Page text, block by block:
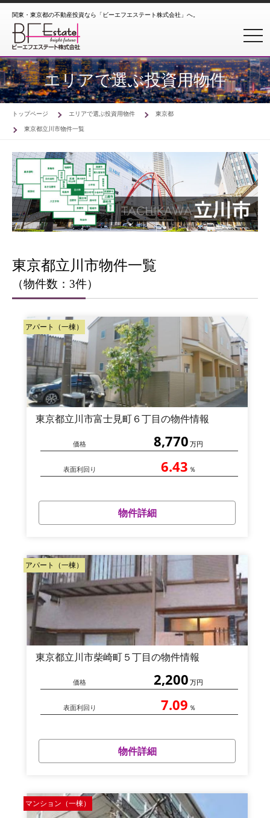
関東・東京都の不動産投資なら「ビーエフエステート株式会社」へ。
エリアで選ぶ投資用物件
トップページ エリアで選ぶ投資用物件
東京都
東京都立川市物件一覧
東京都立川市物件一覧
（物件数：3件）
アパート（一棟）
東京都立川市富士見町６丁目の物件情報
価格 8,770 万円
表面利回り 6.43 ％
物件詳細
アパート（一棟）
東京都立川市柴崎町５丁目の物件情報
価格 2,200 万円
表面利回り 7.09 ％
物件詳細
マンション（一棟）